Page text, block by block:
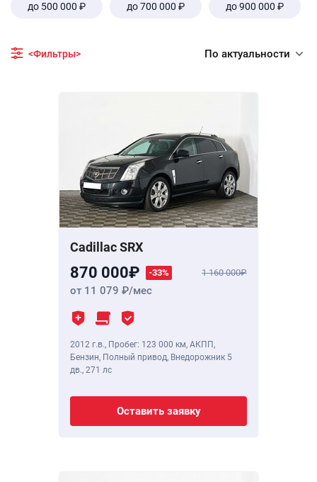
до 500 000 ₽ до 700 000 ₽ до 900 000 ₽
<Фильтры> По актуальности
Cadillac SRX
870 000 -33% 1 160 000
от 11 079 /мес
2012 г.в., Пробег: 123 000 км, АКПП,
Бензин, Полный привод, Внедорожник 5
дв., 271 лс
Оставить заявку